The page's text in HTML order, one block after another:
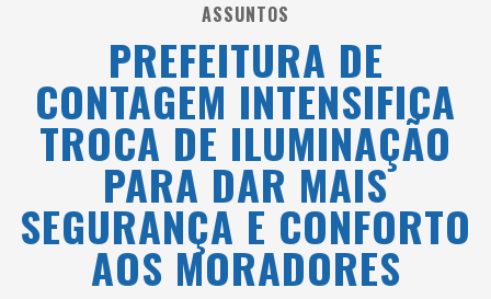
Votação para o concurso Rainha do Pedro Leopoldo Rodeio Show 2026 é liberada no G1
Suzy Brasil desembarca em Belo Horizonte nesta quinta-feira com o espetáculo “Uma Noite Horripilante”
ASSUNTOS
PREFEITURA DE
CONTAGEM INTENSIFICA
TROCA DE ILUMINAÇÃO
PARA DAR MAIS
SEGURANÇA E CONFORTO
AOS MORADORES